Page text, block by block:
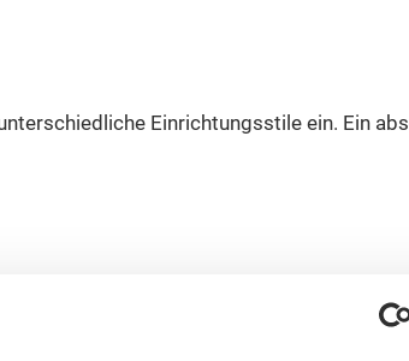
Einrichtungsstile ein. Ein
Bücherregal mit offenen